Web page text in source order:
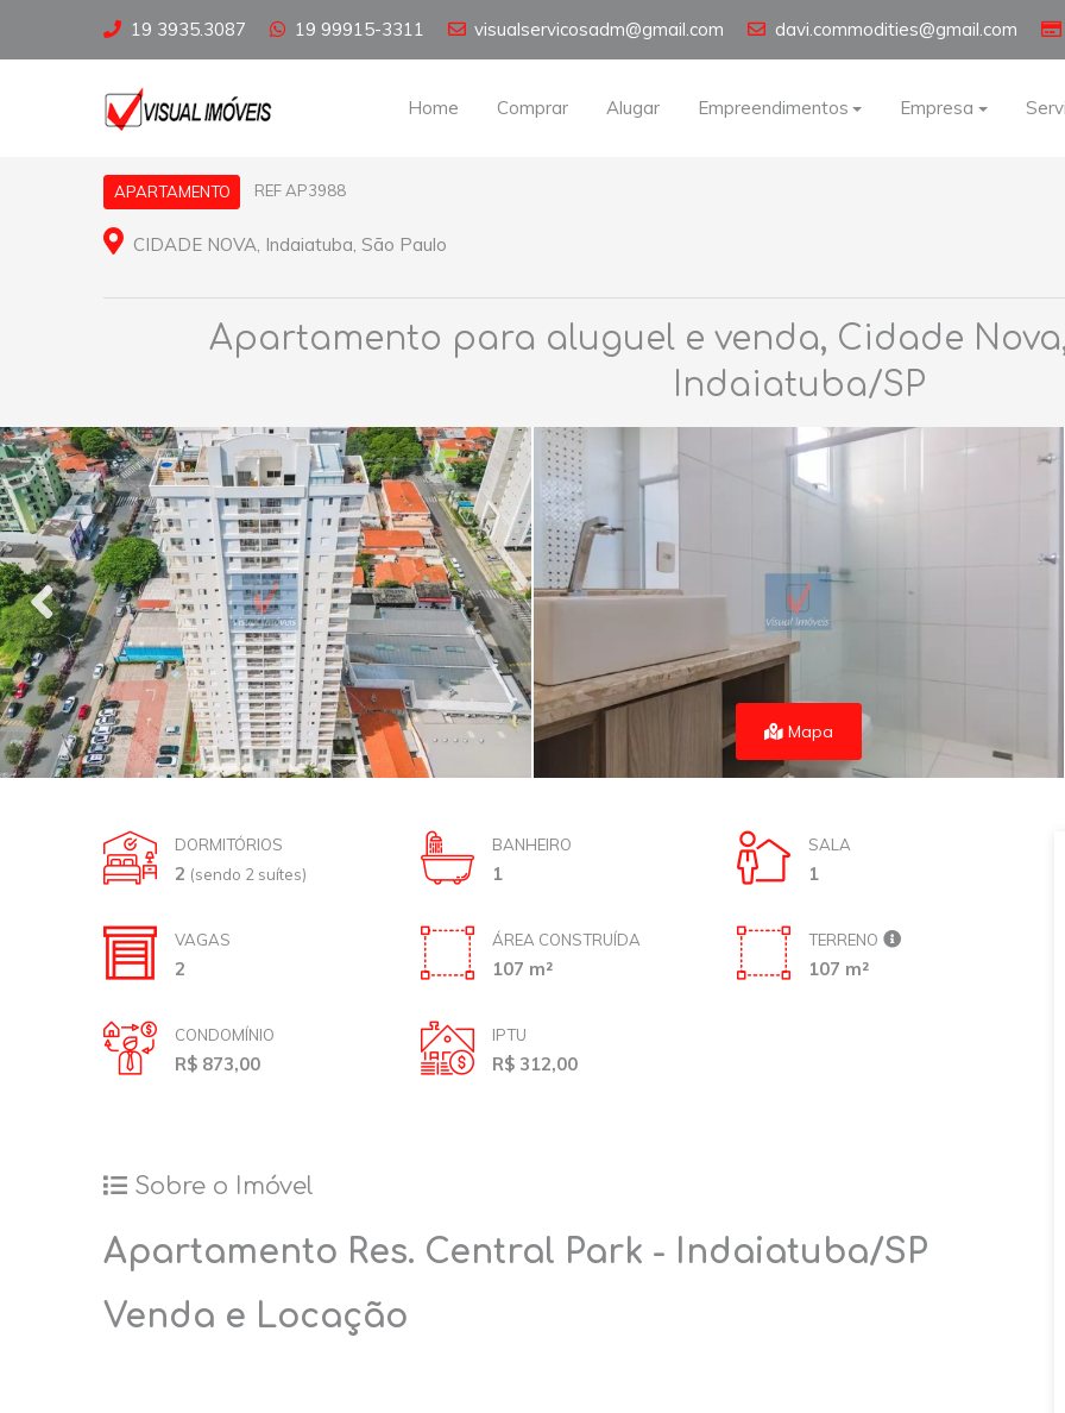
19 3935.3087 19 99915-3311 visualservicosadm@gmail.com davi.commodities@gmail.com
Home Comprar Alugar Empreendimentos Empresa
APARTAMENTO REF AP3988
CIDADE NOVA, Indaiatuba, São Paulo
Apartamento para aluguel e venda, Cidade
Indaiatuba/SP
Mapa
DORMITÓRIOS
2 (sendo 2 suítes)
BANHEIRO
1
SALA
1
VAGAS
2
ÁREA CONSTRUÍDA
107 m²
TERRENO
107 m²
CONDOMÍNIO
R$ 873,00
IPTU
R$ 312,00
Sobre o Imóvel
Apartamento Res. Central Park - Indaiatuba/SP
Venda e Locação